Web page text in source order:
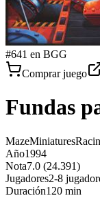
#641 en BGG
Comprar juego
Fundas
MazeMiniatures
Año1994
Nota7.0 (24.391)
Jugadores2-8
Duración120 min